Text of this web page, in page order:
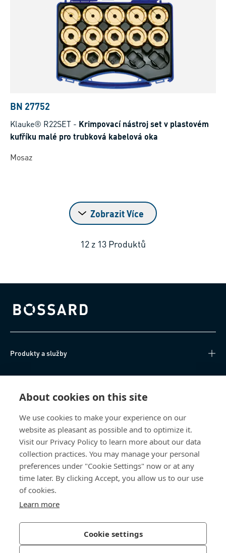
About cookies on this site
We use cookies to make your experience on our
website as pleasant as possible and to optimize it.
Visit our Privacy Policy to learn more about our data
collection practices. You may manage your personal
preferences under "Cookie Settings" now or at any
time later. By clicking Accept, you allow us to our use
of cookies.
Learn more
Cookie settings
BN 27752
Klauke® R22SET - Krimpovací nástroj set v plastovém
kufříku malé pro trubková kabelová oka
Mosaz
Zobrazit Více
12 z 13 Produktů
Bossard homepage
Produkty a služby
Technické informace
O nás
Bossard Česká republika
Tuřanka 1519/115a
627 00 Brno
Zásady ochrany osobních údajů